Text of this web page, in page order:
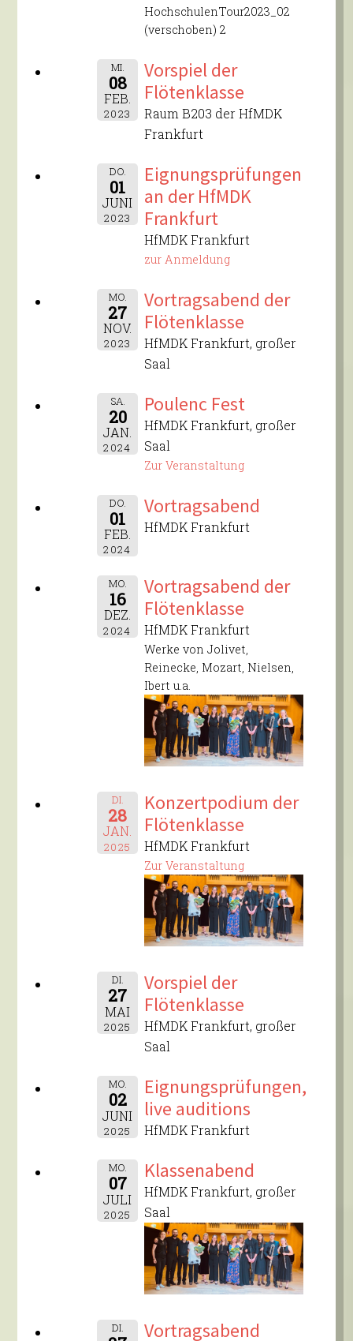
HochschulenTour2023_02
(verschoben) 2
MI.
08
FEB.
2023
Vorspiel der
Flötenklasse
Raum B203 der HfMDK
Frankfurt
DO.
01
JUNI
2023
Eignungsprüfungen
an der HfMDK
Frankfurt
HfMDK Frankfurt
zur Anmeldung
MO.
27
NOV.
2023
Vortragsabend der
Flötenklasse
HfMDK Frankfurt, großer
Saal
SA.
20
JAN.
2024
Poulenc Fest
HfMDK Frankfurt, großer
Saal
Zur Veranstaltung
DO.
01
FEB.
2024
Vortragsabend
HfMDK Frankfurt
MO.
16
DEZ.
2024
Vortragsabend der
Flötenklasse
HfMDK Frankfurt
Werke von Jolivet,
Reinecke, Mozart, Nielsen,
Ibert u.a.
DI.
28
JAN.
2025
Konzertpodium der
Flötenklasse
HfMDK Frankfurt
Zur Veranstaltung
DI.
27
MAI
2025
Vorspiel der
Flötenklasse
HfMDK Frankfurt, großer
Saal
MO.
02
JUNI
2025
Eignungsprüfungen,
live auditions
HfMDK Frankfurt
MO.
07
JULI
2025
Klassenabend
HfMDK Frankfurt, großer
Saal
DI. Vortragsabend